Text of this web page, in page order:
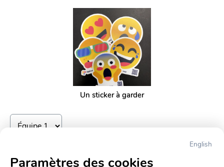
Un sticker à garder
jusqu'à 17h00, puisqu'ensuite, il sera impossible pour nous de
English
Paramètres des cookies